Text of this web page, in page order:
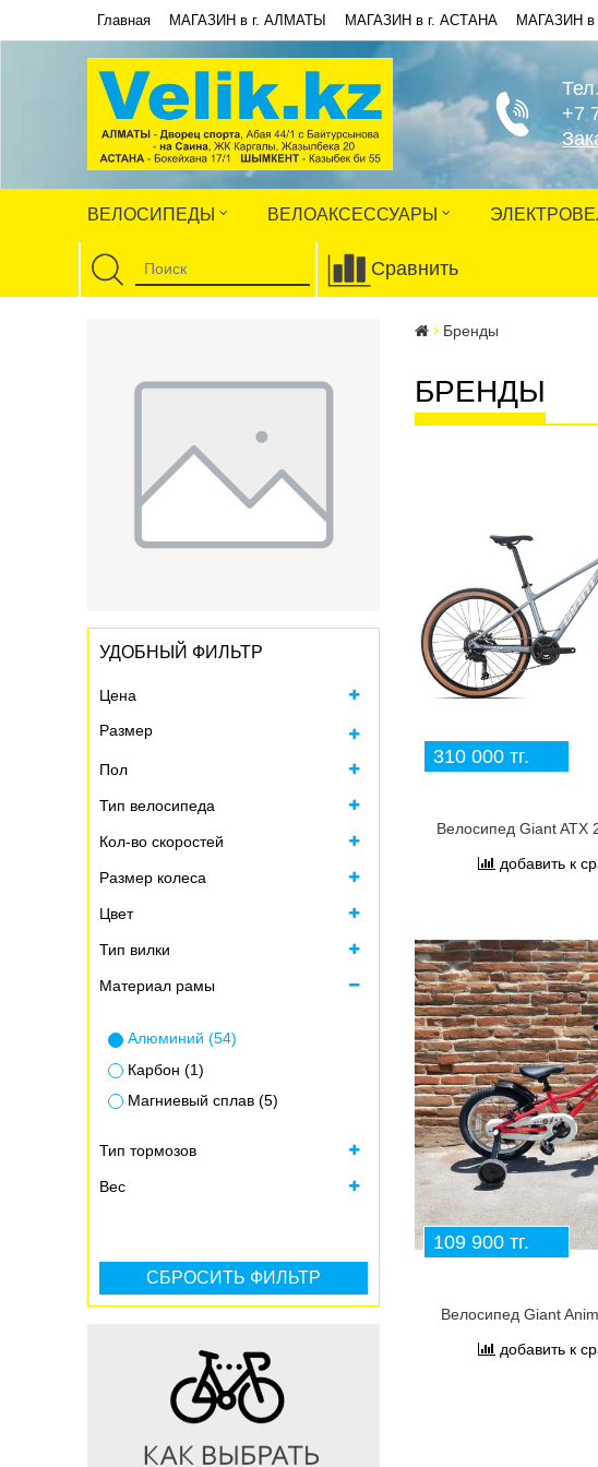
Главная МАГАЗИН в г. АЛМАТЫ МАГАЗИН в г. АСТАНА МАГАЗИН
+7
ВЕЛОСИПЕДЫ ВЕЛОАКСЕССУАРЫ
Сравнить
УДОБНЫЙ ФИЛЬТР
Цена
Размер
Все
XS = рост 145-160 (1)
S = рост 160-168 (4)
S=155-165 см (2)
Пол
Тип велосипеда
Кол-во скоростей
Размер колеса
Цвет
Тип вилки
Материал рамы
Алюминий (54)
Карбон (1)
Магниевый сплав (5)
Тип тормозов
Вес
Бренды
БРЕНДЫ
310 000 тг.
Велосипед Giant ATX
добавить к
109 900 тг.
Велосипед Giant
добавить к